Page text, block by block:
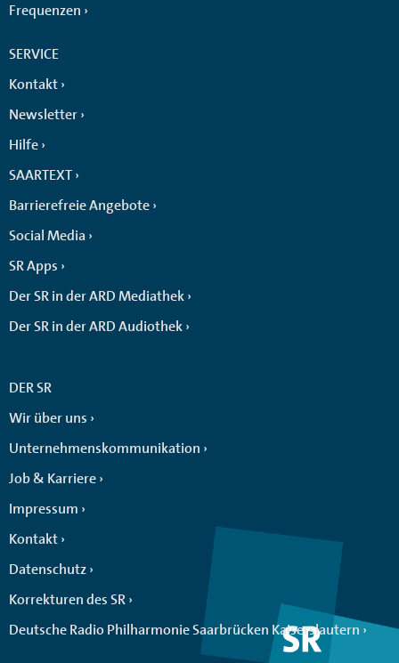
Frequenzen
SERVICE
Kontakt
Newsletter
Hilfe
SAARTEXT
Barrierefreie Angebote
Social Media
SR Apps
Der SR in der ARD Mediathek
Der SR in der ARD Audiothek
DER SR
Wir über uns
Unternehmenskommunikation
Job & Karriere
Impressum
Kontakt
Datenschutz
Korrekturen des SR
Deutsche Radio Philharmonie Saarbrücken Kaiserslautern